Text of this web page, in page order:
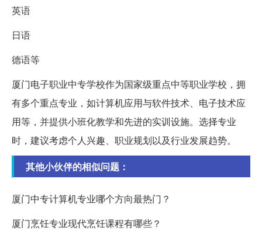
英语
日语
德语等
厦门电子职业中专学校作为国家级重点中等职业学校，拥
有多个重点专业，如计算机应用与软件技术、电子技术应
用等，并提供小班化教学和先进的实训设施。选择专业
时，建议考虑个人兴趣、职业规划以及行业发展趋势。
其他小伙伴的相似问题：
厦门中专计算机专业哪个方向最热门？
厦门烹饪专业现代烹饪课程有哪些？